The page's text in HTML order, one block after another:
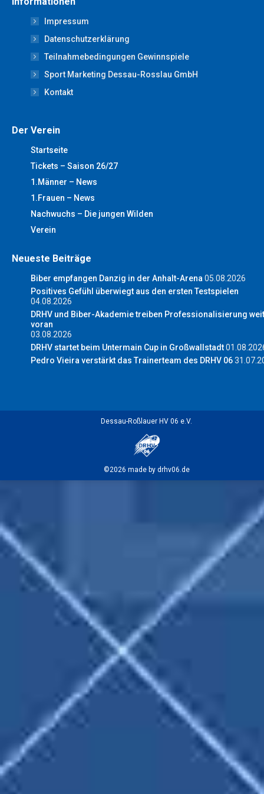
opens
new
window
opens
in
new
window
opens
in
new
window
opens
in
new
window
new
window
Impressum
Datenschutzerklärung
Teilnahmebedingungen Gewinnspiele
Sport Marketing Dessau-Rosslau GmbH
Kontakt
Der Verein
Startseite
Tickets – Saison 26/27
1.Männer – News
1.Frauen – News
Nachwuchs – Die jungen Wilden
Verein
Neueste Beiträge
Biber empfangen Danzig in der Anhalt-Arena 05.08.2026
Positives Gefühl überwiegt aus den ersten Testspielen
04.08.2026
DRHV und Biber-Akademie treiben Professionalisierung
voran
03.08.2026
DRHV startet beim Untermain Cup in Großwallstadt
Pedro Vieira verstärkt das Trainerteam des DRHV 06
Dessau-Roßlauer HV 06 e.V.
©2026 made by drhv06.de